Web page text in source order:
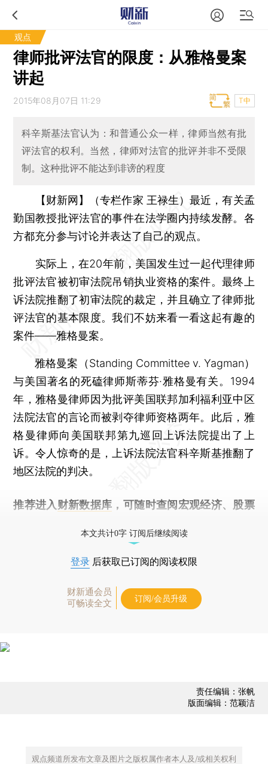
观点
律师批评法官的限度：从雅格曼案
讲起
2015年08月07日 11:29 T中
科辛斯基法官认为：和普通公众一样，律师当然有批
评法官的权利。当然，律师对法官的批评并非不受限
制。这种批评不能达到诽谤的程度
【财新网】（专栏作家 王禄生）最近，有关孟
勤国教授批评法官的事件在法学圈内持续发酵。各
方都充分参与讨论并表达了自己的观点。
实际上，在20年前，美国发生过一起代理律师
批评法官被初审法院吊销执业资格的案件。最终上
诉法院推翻了初审法院的裁定，并且确立了律师批
评法官的基本限度。我们不妨来看一看这起有趣的
案件——雅格曼案。
雅格曼案（Standing Committee v. Yagman）
与美国著名的死磕律师斯蒂芬·雅格曼有关。1994
年，雅格曼律师因为批评美国联邦加利福利亚中区
法院法官的言论而被剥夺律师资格两年。此后，雅
格曼律师向美国联邦第九巡回上诉法院提出了上
诉。令人惊奇的是，上诉法院法官科辛斯基推翻了
地区法院的判决。
推荐进入 财新数据库 ，可随时查阅宏观经济、股票
本文共计0字 订阅后继续阅读
登录 后获取已订阅的阅读权限
财新通会员
可畅读全文
订阅/会员升级
责任编辑：张帆
版面编辑：范颖洁
观点频道所发布文章及图片之版权属作者本人及/或相关权利